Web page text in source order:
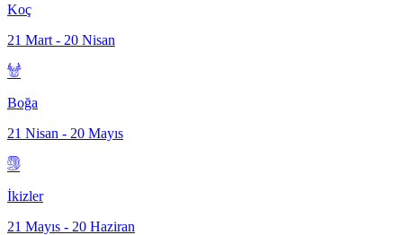
Koç
21 Mart - 20 Nisan
Boğa
21 Nisan - 20 Mayıs
İkizler
21 Mayıs - 20 Haziran